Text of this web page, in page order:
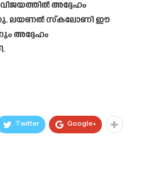
അദ്ദേഹം
ലയണൽ സ്‌കലോണി ഈ
അദ്ദേഹം
Twitter Google+